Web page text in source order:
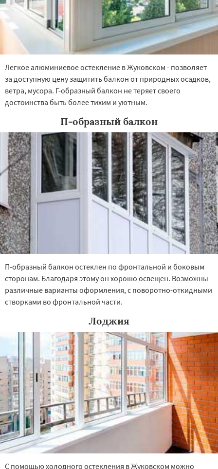
Легкое алюминиевое остекление в Жуковском - позволяет
за доступную цену защитить балкон от природных осадков,
ветра, мусора. Г-образный балкон не теряет своего
достоинства быть более тихим и уютным.
П-образный балкон
П-образный балкон остеклен по фронтальной и боковым
сторонам. Благодаря этому он хорошо освещен. Возможны
различные варианты оформления, с поворотно-откидными
створками во фронтальной части.
Лоджия
С помощью холодного остекления в Жуковском можно